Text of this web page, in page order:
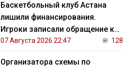
Баскетбольный клуб Астана
лишили финансирования.
Игроки записали обращение к
президенту
07 Августа 2026 22:47 128
Организатора схемы по